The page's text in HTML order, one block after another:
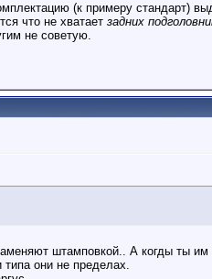
(к примеру стандарт)
что не хватает задних
не советую.
штамповкой.. А когды ты
они не пределах.